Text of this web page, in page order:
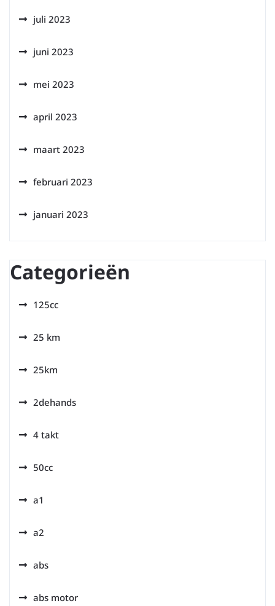
juli 2023
juni 2023
mei 2023
april 2023
maart 2023
februari 2023
januari 2023
Categorieën
125cc
25 km
25km
2dehands
4 takt
50cc
a1
a2
abs
abs motor